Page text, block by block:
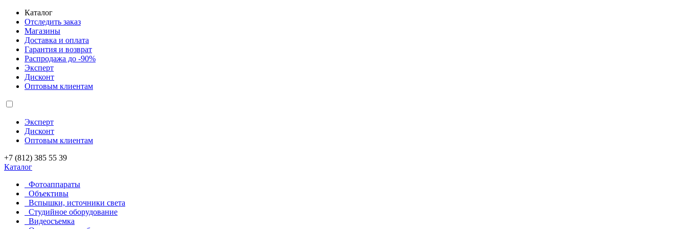
Каталог
Отследить заказ
Магазины
Доставка и оплата
Гарантия и возврат
Распродажа до -90%
Эксперт
Дисконт
Оптовым клиентам
Эксперт
Дисконт
Оптовым клиентам
+7 (812) 385 55 39
Каталог
Фотоаппараты
Объективы
Вспышки, источники света
Студийное оборудование
Видеосъемка